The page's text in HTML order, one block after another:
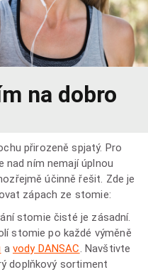
na dobro
přirozeně spjatý. Pro
ním nemají úplnou
účinně řešit. Zde je
zápach ze stomie:
stomie čisté je zásadní.
stomie po každé výměně
a vody DANSAC. Navštivte
doplňkový sortiment